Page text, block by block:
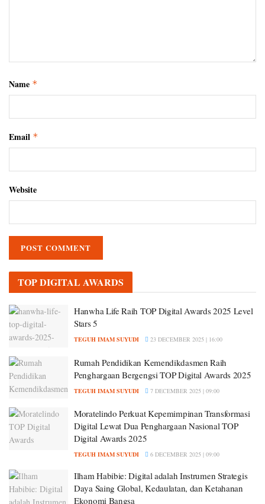
Name *
Email *
Website
TOP DIGITAL AWARDS
Hanwha Life Raih TOP Digital Awards 2025 Level
Stars 5
TEGUH IMAM SUYUDI 23 DECEMBER 2025 | 16:00
Rumah Pendidikan Kemendikdasmen Raih
Penghargaan Bergengsi TOP Digital Awards 2025
TEGUH IMAM SUYUDI 7 DECEMBER 2025 | 09:00
Moratelindo Perkuat Kepemimpinan Transformasi
Digital Lewat Dua Penghargaan Nasional TOP
Digital Awards 2025
TEGUH IMAM SUYUDI 6 DECEMBER 2025 | 09:00
Ilham Habibie: Digital adalah Instrumen Strategis
Daya Saing Global, Kedaulatan, dan Ketahanan
Ekonomi Bangsa